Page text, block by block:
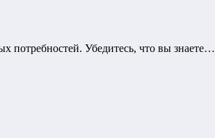
потребностей. Убедитесь, что вы знаете…